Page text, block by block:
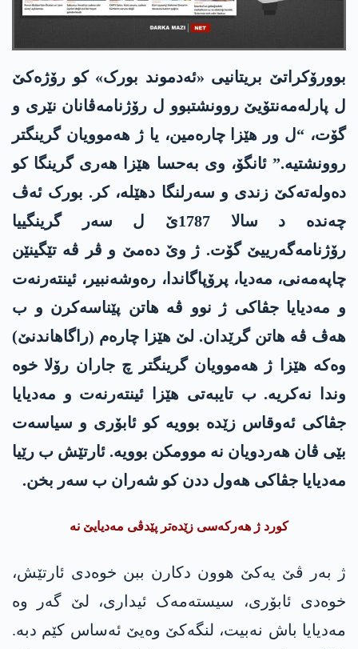
بوورۆکراتێ بریتانیی «ئەدموند بورک» کو رۆژەکێ
ل پارلەمەنتۆیێ روونشتبوو ل رۆژنامەڤانان نێری و
گۆت، “ل ور ھێزا چارەمین، یا ژ ھەموویان گرینگتر
روونشتیە.” ئانگۆ، وی بەحسا ھێزا ھەری گرینگا کو
دەولەتەکێ زندی و سەرلنگا دھێلە، کر. بورک ئەڤ
چەندە د سالا 1787ێ ل سەر گرینگییا
رۆژنامەگەرییێ گۆت. ژ وێ دەمێ و ڤر ڤە تێگینێن
چاپەمەنی، مەدیا، پرۆپاگاندا، رەوشەنبیر، ئینتەرنەت
و مەدیایا جڤاکی ژ نوو ڤە ھاتن پێناسەکرن و ب
ھەڤ ڤە ھاتن گرێدان. لێ ھێزا چارەم (راگاھاندنێ)
وەکە هێزا ژ هەموویان گرینگتر چ جاران رۆلا خوە
وندا نەکریە. ب تایبەتی ھێزا ئینتەرنەت و مەدیایا
جڤاکی ئەوقاس زێدە بوویە کو ئابۆری و سیاسەت
بێی ڤان ھەردویان نە موومکن بوویە. ئارتێش ب رێیا
مەدیایا جڤاکی ھەول ددن کو شەران ب سەر بخن.
کورد ژ ھەرکەسی زێدەتر پێدڤی مەدیایێ نە
ژ بەر ڤێ یەکێ ھوون دکارن ببن خوەدی ئارتێش،
خوەدی ئابۆری، سیستەمەک ئیداری، لێ گەر وە
مەدیایا باش نەبیت، لنگەکێ وەیێ ئەساس کێم دبە.